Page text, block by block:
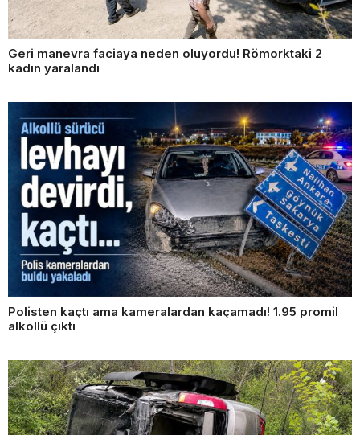
Geri manevra faciaya neden oluyordu! Römorktaki 2
kadın yaralandı
Polisten kaçtı ama kameralardan kaçamadı! 1.95 promil
alkollü çıktı